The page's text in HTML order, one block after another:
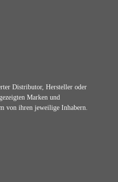
Distributor, Hersteller oder
Marken und
von ihren jeweilige Inhabern.